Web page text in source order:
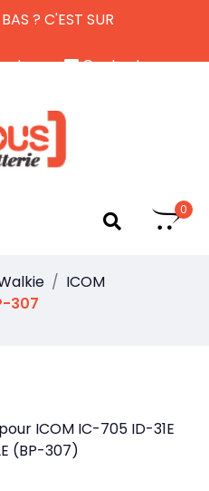
? C'EST SUR
Contactez-nous
0
ICOM
307